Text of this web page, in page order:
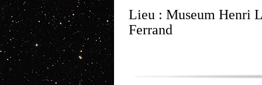
Lieu : Museum Henri
Ferrand